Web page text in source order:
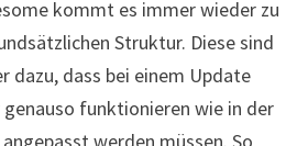
kommt es immer wieder zu
Struktur. Diese sind
dazu, dass bei einem Update
funktionieren wie in der